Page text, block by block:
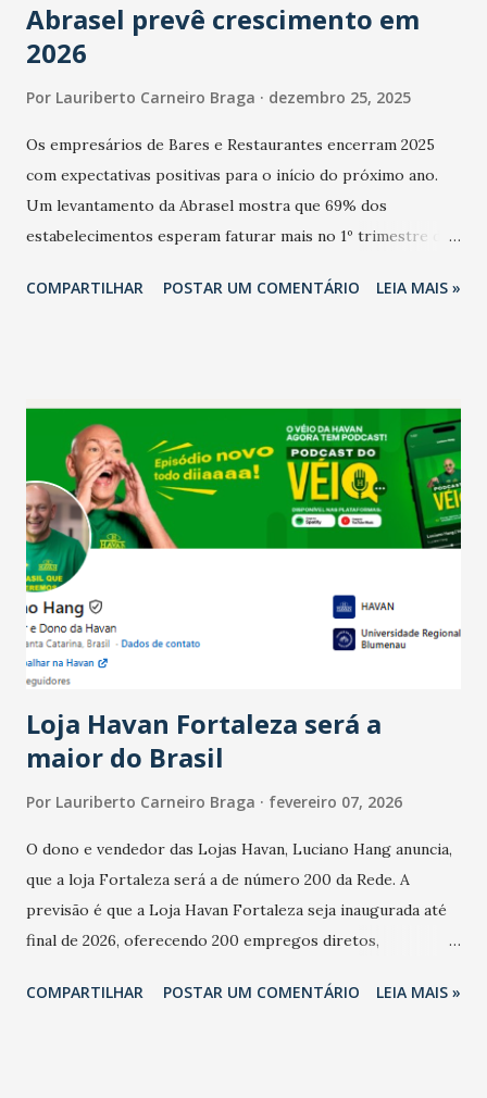
Abrasel prevê crescimento em
2026
Por Lauriberto Carneiro Braga dezembro 25, 2025
Os empresários de Bares e Restaurantes encerram 2025
com expectativas positivas para o início do próximo ano.
Um levantamento da Abrasel mostra que 69% dos
estabelecimentos esperam faturar mais no 1º trimestre de
relação ao último trimestre deste ano, 56% também
confraternizações de fim de ano e pelo pagamento do 13º
Salário para um número maior de trabalhadores, já que o
país tem a menor taxa de desemprego dos anos recentes.
Ainda segundo a Pesquisa, em novembro de 2025, 40% dos
bares e restaurantes operaram com lucro e outros 40%
registraram equilíbrio financeiro. Já o percentual de
estabelecimentos no prejuízo ficou em 19%, pouco abaixo
do observado no mês anterior. Outros 1% não existiam em
novembro. Em relação a outubro, o faturamento também
cresceu. De acordo com a pesquisa, 44% dos n...
COMPARTILHAR POSTAR UM COMENTÁRIO LEIA MAIS »
Loja Havan Fortaleza será a
maior do Brasil
Por Lauriberto Carneiro Braga fevereiro 07, 2026
O dono e vendedor das Lojas Havan, Luciano Hang anuncia,
que a loja Fortaleza será a de número 200 da Rede. A
previsão é que a Loja Havan Fortaleza seja inaugurada até
final de 2026, oferecendo 200 empregos diretos,
Havan Fortaleza ainda não foi anunciada oficialmente, mas
COMPARTILHAR POSTAR UM COMENTÁRIO LEIA MAIS »